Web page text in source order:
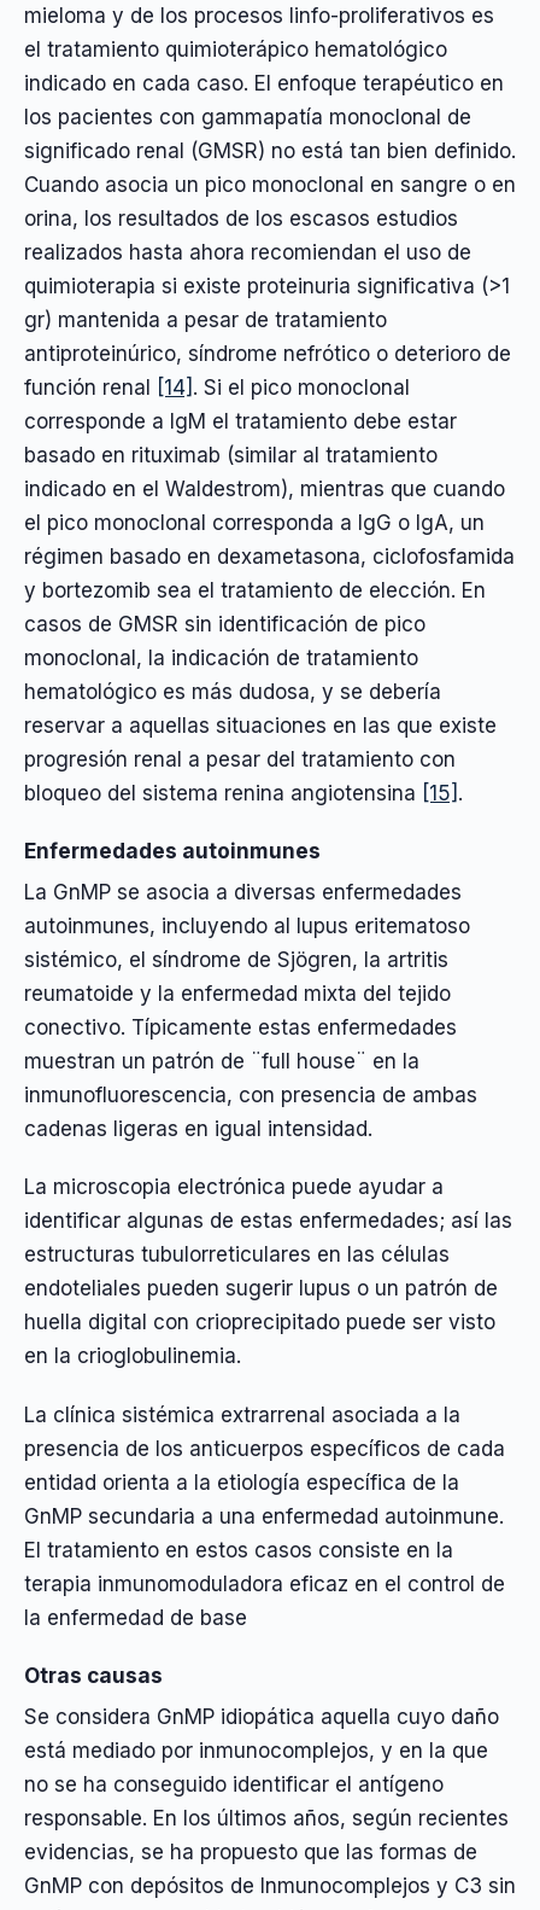
mieloma y de los procesos linfo-proliferativos es
el tratamiento quimioterápico hematológico
indicado en cada caso. El enfoque terapéutico en
los pacientes con gammapatía monoclonal de
significado renal (GMSR) no está tan bien definido.
Cuando asocia un pico monoclonal en sangre o en
orina, los resultados de los escasos estudios
realizados hasta ahora recomiendan el uso de
quimioterapia si existe proteinuria significativa (>1
gr) mantenida a pesar de tratamiento
antiproteinúrico, síndrome nefrótico o deterioro de
función renal [14] . Si el pico monoclonal
corresponde a IgM el tratamiento debe estar
basado en rituximab (similar al tratamiento
indicado en el Waldestrom), mientras que cuando
el pico monoclonal corresponda a IgG o IgA, un
régimen basado en dexametasona, ciclofosfamida
y bortezomib sea el tratamiento de elección. En
casos de GMSR sin identificación de pico
monoclonal, la indicación de tratamiento
hematológico es más dudosa, y se debería
reservar a aquellas situaciones en las que existe
progresión renal a pesar del tratamiento con
bloqueo del sistema renina angiotensina [15] .
Enfermedades autoinmunes
La GnMP se asocia a diversas enfermedades
autoinmunes, incluyendo al lupus eritematoso
sistémico, el síndrome de Sjögren, la artritis
reumatoide y la enfermedad mixta del tejido
conectivo. Típicamente estas enfermedades
muestran un patrón de ¨full house¨ en la
inmunofluorescencia, con presencia de ambas
cadenas ligeras en igual intensidad.
La microscopia electrónica puede ayudar a
identificar algunas de estas enfermedades; así las
estructuras tubulorreticulares en las células
endoteliales pueden sugerir lupus o un patrón de
huella digital con crioprecipitado puede ser visto
en la crioglobulinemia.
La clínica sistémica extrarrenal asociada a la
presencia de los anticuerpos específicos de cada
entidad orienta a la etiología específica de la
GnMP secundaria a una enfermedad autoinmune.
El tratamiento en estos casos consiste en la
terapia inmunomoduladora eficaz en el control de
la enfermedad de base
Otras causas
Se considera GnMP idiopática aquella cuyo daño
está mediado por inmunocomplejos, y en la que
no se ha conseguido identificar el antígeno
responsable. En los últimos años, según recientes
evidencias, se ha propuesto que las formas de
GnMP con depósitos de Inmunocomplejos y C3 sin